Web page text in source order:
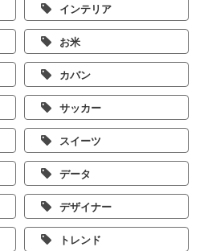
インテリア
お米
カバン
サッカー
スイーツ
データ
デザイナー
トレンド